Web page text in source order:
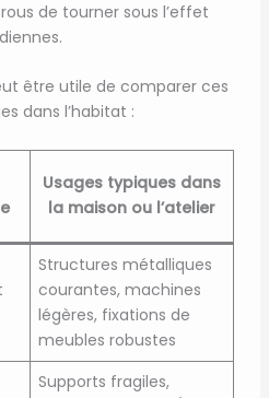
de tourner sous l’effet
être utile de comparer ces
dans l’habitat :
Usages typiques dans
la maison ou l’atelier
Structures métalliques
courantes, machines
légères, fixations de
meubles robustes
Supports fragiles,